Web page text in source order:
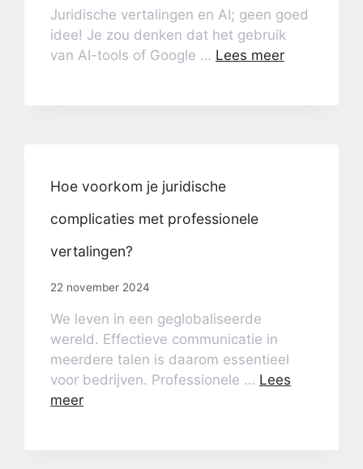
Juridische vertalingen en AI; geen goed
idee! Je zou denken dat het gebruik
van AI-tools of Google … Lees meer
Hoe voorkom je juridische
complicaties met professionele
vertalingen?
22 november 2024
We leven in een geglobaliseerde
wereld. Effectieve communicatie in
meerdere talen is daarom essentieel
voor bedrijven. Professionele … Lees
meer